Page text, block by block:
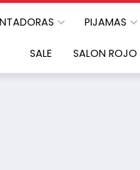
PIJAMAS
SALE SALON ROJO